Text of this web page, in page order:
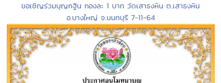
ขอเชิญร่วมบุญกฐิน กองละ 1 บาท วัดเสาธงหิน ต.เสาธงหิน
อ.บางใหญ่ จ.นนทบุรี 7-11-64